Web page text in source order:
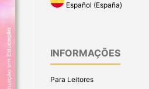
Español (España)
INFORMAÇÕES
Para Leitores